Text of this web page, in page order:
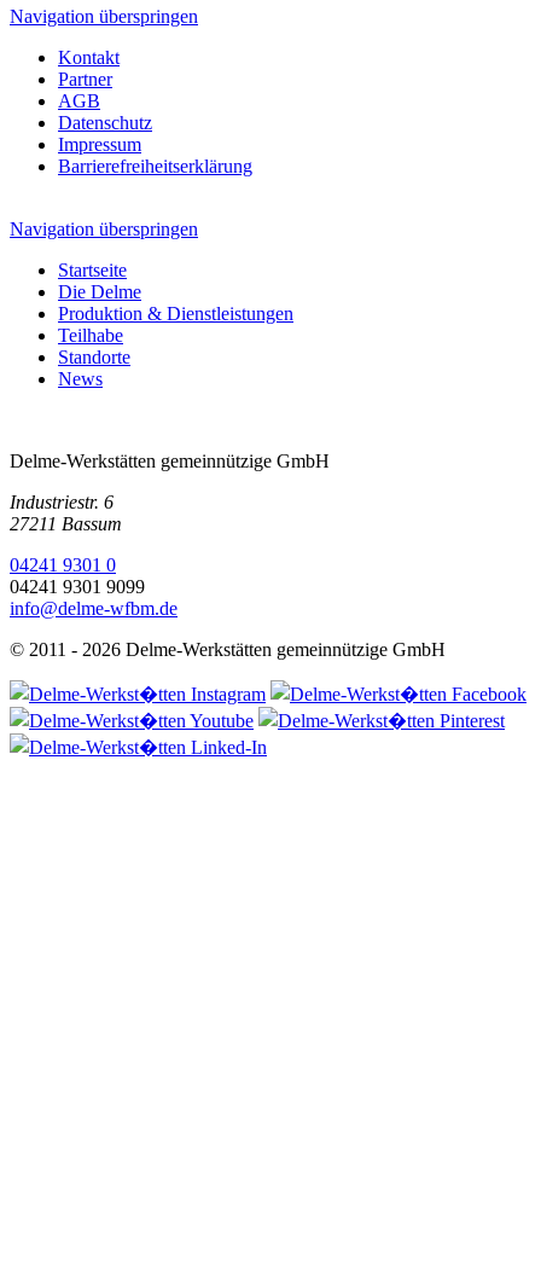
Navigation überspringen
Kontakt
Partner
AGB
Datenschutz
Impressum
Barrierefreiheitserklärung
Navigation überspringen
Startseite
Die Delme
Produktion & Dienstleistungen
Teilhabe
Standorte
News
Delme-Werkstätten gemeinnützige GmbH
Industriestr. 6
27211 Bassum
04241 9301 0
04241 9301 9099
info@delme-wfbm.de
© 2011 - 2026 Delme-Werkstätten gemeinnützige GmbH